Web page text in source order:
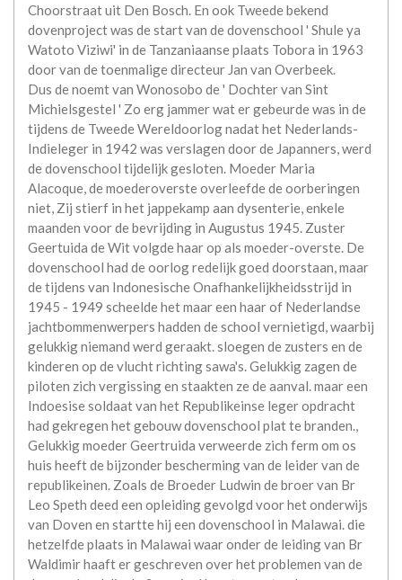
Choorstraat uit Den Bosch. En ook Tweede bekend
dovenproject was de start van de dovenschool ' Shule ya
Watoto Viziwi' in de Tanzaniaanse plaats Tobora in 1963
door van de toenmalige directeur Jan van Overbeek.
Dus de noemt van Wonosobo de ' Dochter van Sint
Michielsgestel ' Zo erg jammer wat er gebeurde was in de
tijdens de Tweede Wereldoorlog nadat het Nederlands-
Indieleger in 1942 was verslagen door de Japanners, werd
de dovenschool tijdelijk gesloten. Moeder Maria
Alacoque, de moederoverste overleefde de oorberingen
niet, Zij stierf in het jappekamp aan dysenterie, enkele
maanden voor de bevrijding in Augustus 1945. Zuster
Geertuida de Wit volgde haar op als moeder-overste. De
dovenschool had de oorlog redelijk goed doorstaan, maar
de tijdens van Indonesische Onafhankelijkheidsstrijd in
1945 - 1949 scheelde het maar een haar of Nederlandse
jachtbommenwerpers hadden de school vernietigd, waarbij
gelukkig niemand werd geraakt. sloegen de zusters en de
kinderen op de vlucht richting sawa's. Gelukkig zagen de
piloten zich vergissing en staakten ze de aanval. maar een
Indoesise soldaat van het Republikeinse leger opdracht
had gekregen het gebouw dovenschool plat te branden.,
Gelukkig moeder Geertruida verweerde zich ferm om os
huis heeft de bijzonder bescherming van de leider van de
republikeinen. Zoals de Broeder Ludwin de broer van Br
Leo Speth deed een opleiding gevolgd voor het onderwijs
van Doven en startte hij een dovenschool in Malawai. die
hetzelfde plaats in Malawai waar onder de leiding van Br
Waldimir haaft er geschreven over het problemen van de